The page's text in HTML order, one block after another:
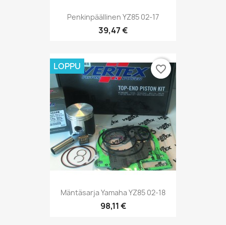
Penkinpäällinen YZ85 02-17
39,47 €
Mäntäsarja Yamaha YZ85 02-18
98,11 €
LOPPU favorite_border